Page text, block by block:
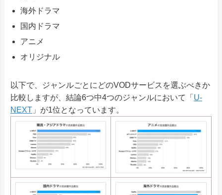
海外ドラマ
国内ドラマ
アニメ
オリジナル
以下で、ジャンルごとにどのVODサービスを選ぶべきか
比較しますが、結論6つ中4つのジャンルにおいて「 U-
NEXT 」が1位となっています。